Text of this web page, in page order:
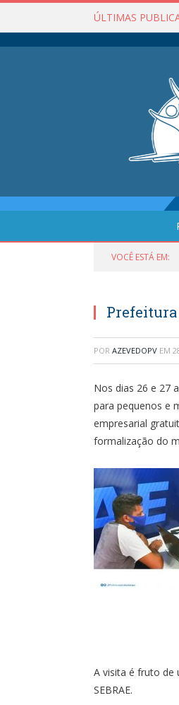
ÚLTIMAS
VOCÊ ESTÁ EM:
Prefeitura
POR AZEVEDOPV EM
Nos dias 26 e 27
para pequenos e
empresarial
formalização do
A visita é fruto de
SEBRAE.